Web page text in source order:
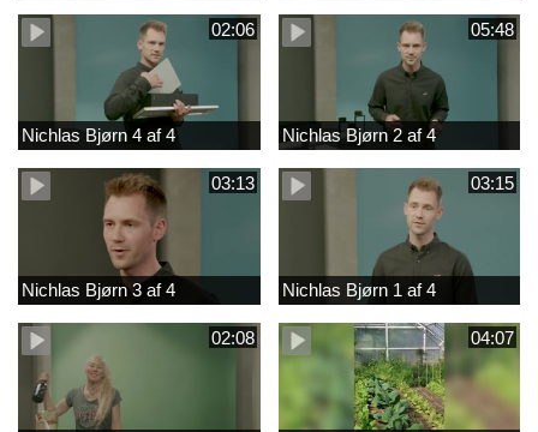
02:06
Nichlas Bjørn 4 af 4
05:48
Nichlas Bjørn 2 af 4
03:13
Nichlas Bjørn 3 af 4
03:15
Nichlas Bjørn 1 af 4
02:08 04:07